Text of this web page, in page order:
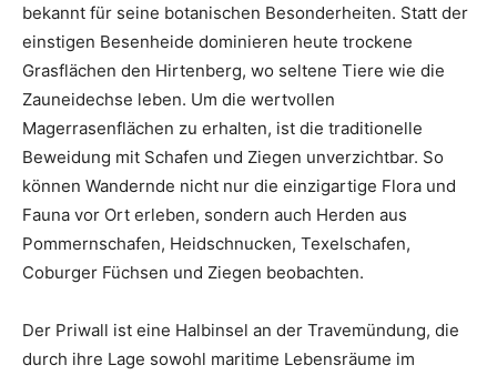
bekannt für seine botanischen Besonderheiten. Statt der
einstigen Besenheide dominieren heute trockene
Grasflächen den Hirtenberg, wo seltene Tiere wie die
Zauneidechse leben. Um die wertvollen
Magerrasenflächen zu erhalten, ist die traditionelle
Beweidung mit Schafen und Ziegen unverzichtbar. So
können Wandernde nicht nur die einzigartige Flora und
Fauna vor Ort erleben, sondern auch Herden aus
Pommernschafen, Heidschnucken, Texelschafen,
Coburger Füchsen und Ziegen beobachten.
Der Priwall ist eine Halbinsel an der Travemündung, die
durch ihre Lage sowohl maritime Lebensräume im